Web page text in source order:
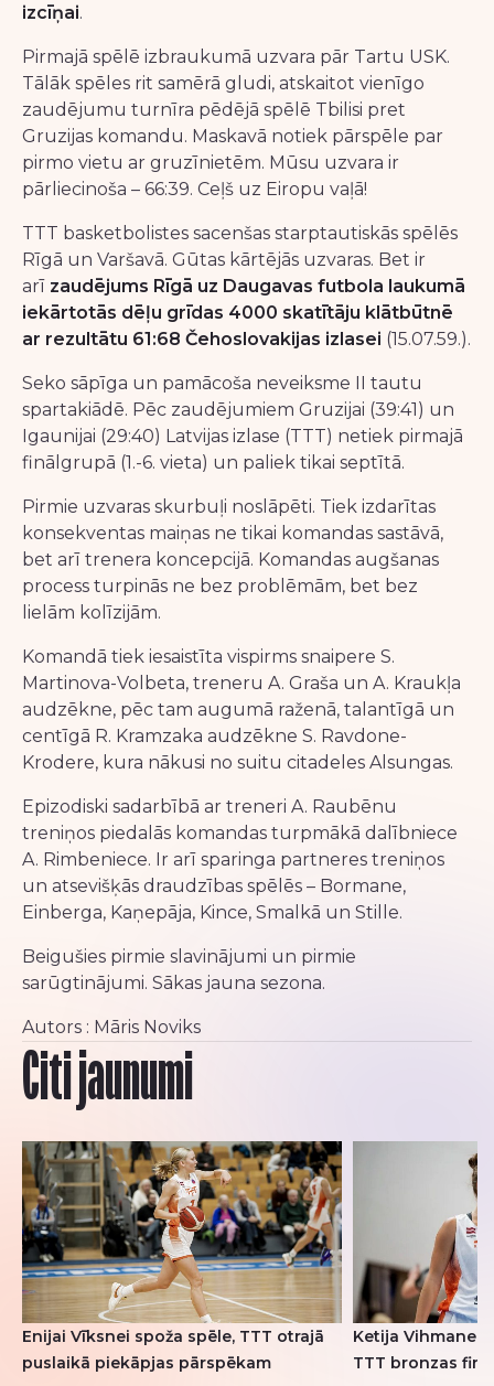
izcīņai.
Pirmajā spēlē izbraukumā uzvara pār Tartu USK.
Tālāk spēles rit samērā gludi, atskaitot vienīgo
zaudējumu turnīra pēdējā spēlē Tbilisi pret
Gruzijas komandu. Maskavā notiek pārspēle par
pirmo vietu ar gruzīnietēm. Mūsu uzvara ir
pārliecinoša – 66:39. Ceļš uz Eiropu vaļā!
TTT basketbolistes sacenšas starptautiskās spēlēs
Rīgā un Varšavā. Gūtas kārtējās uzvaras. Bet ir
arī zaudējums Rīgā uz Daugavas futbola laukumā
iekārtotās dēļu grīdas 4000 skatītāju klātbūtnē
ar rezultātu 61:68 Čehoslovakijas izlasei (15.07.59.).
Seko sāpīga un pamācoša neveiksme II tautu
spartakiādē. Pēc zaudējumiem Gruzijai (39:41) un
Igaunijai (29:40) Latvijas izlase (TTT) netiek pirmajā
finālgrupā (1.-6. vieta) un paliek tikai septītā.
Pirmie uzvaras skurbuļi noslāpēti. Tiek izdarītas
konsekventas maiņas ne tikai komandas sastāvā,
bet arī trenera koncepcijā. Komandas augšanas
process turpinās ne bez problēmām, bet bez
lielām kolīzijām.
Komandā tiek iesaistīta vispirms snaipere S.
Martinova-Volbeta, treneru A. Graša un A. Kraukļa
audzēkne, pēc tam augumā raženā, talantīgā un
centīgā R. Kramzaka audzēkne S. Ravdone-
Krodere, kura nākusi no suitu citadeles Alsungas.
Epizodiski sadarbībā ar treneri A. Raubēnu
treniņos piedalās komandas turpmākā dalībniece
A. Rimbeniece. Ir arī sparinga partneres treniņos
un atsevišķās draudzības spēlēs – Bormane,
Einberga, Kaņepāja, Kince, Smalkā un Stille.
Beigušies pirmie slavinājumi un pirmie
sarūgtinājumi. Sākas jauna sezona.
Autors : Māris Noviks
Citi jaunumi
Enijai Vīksnei spoža spēle, TTT otrajā
puslaikā piekāpjas pārspēkam
Ketija Vihmane
TTT bronzas